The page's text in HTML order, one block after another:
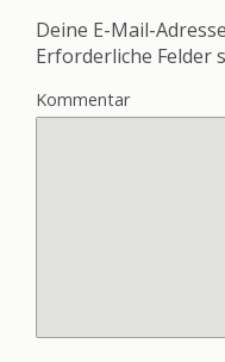
Deine E-Mail-
Erforderliche Felder
Kommentar